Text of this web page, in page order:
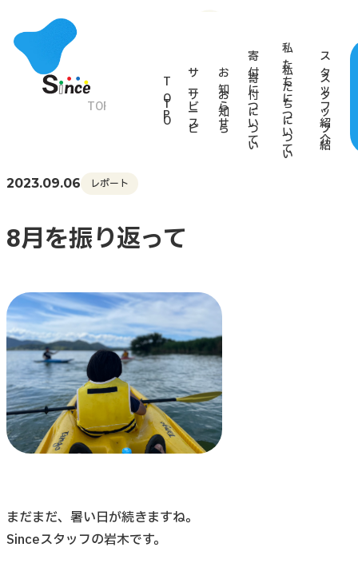
T
O
P
サ
ー
ビ
ス
お
知
ら
せ
寄
付
に
つ
い
て
私
た
ち
に
つ
い
て
ス
タ
ッ
フ
紹
介
TOP 8月を振り返って
2023.09.06 レポート
8月を振り返って
まだまだ、暑い日が続きますね。
Sinceスタッフの岩木です。